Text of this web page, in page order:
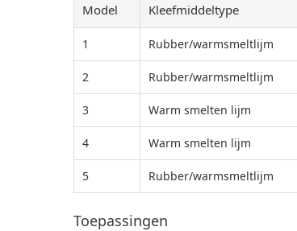
Model Kleefmiddeltype
1 Rubber/warmsmeltlijm
2 Rubber/warmsmeltlijm
3 Warm smelten lijm
4 Warm smelten lijm
5 Rubber/warmsmeltlijm
Toepassingen